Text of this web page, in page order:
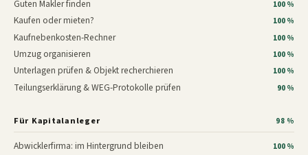
Guten Makler finden 100 %
Kaufen oder mieten? 100 %
Kaufnebenkosten-Rechner 100 %
Umzug organisieren 100 %
Unterlagen prüfen & Objekt recherchieren 100 %
Teilungserklärung & WEG-Protokolle prüfen 90 %
Für Kapitalanleger 98 %
Abwicklerfirma: im Hintergrund bleiben 100 %